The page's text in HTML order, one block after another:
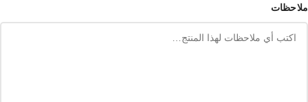
ملاحظات